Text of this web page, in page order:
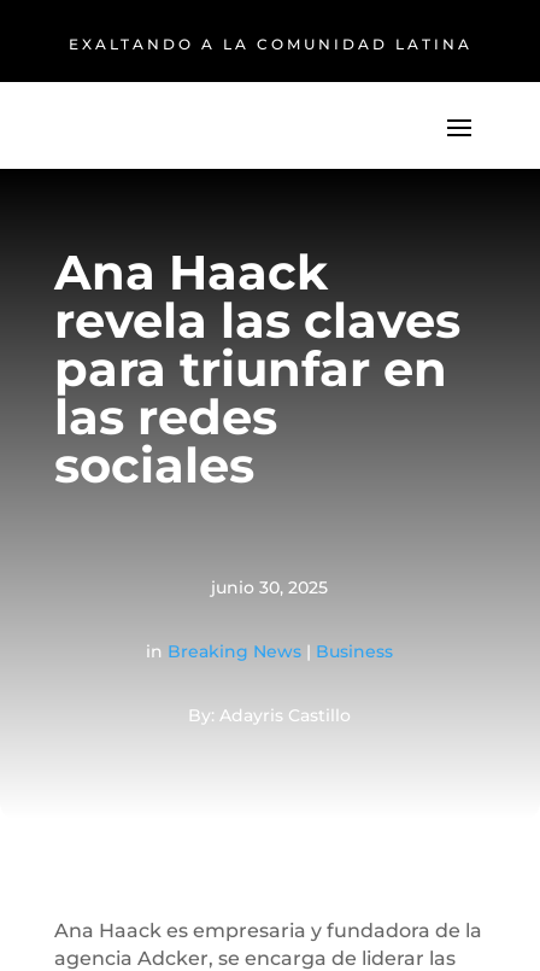
EXALTANDO A LA COMUNIDAD LATINA
Ana Haack
revela las claves
para triunfar en
las redes
sociales
junio 30, 2025
in Breaking News | Business
By: Adayris Castillo
Ana Haack es empresaria y fundadora de la
agencia Adcker, se encarga de liderar las